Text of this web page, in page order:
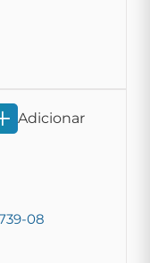
08
Adicionar